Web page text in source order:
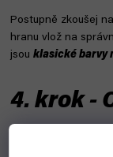
Postupně zkoušej
hranu vlož na
jsou klasické barvy
4. krok -